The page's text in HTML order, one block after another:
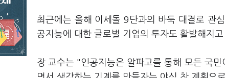
최근에는 올해 이세돌 9단과의 바둑 대결로 관
공지능에 대한 글로벌 기업의 투자도 활발해지고
장 교수는 "인공지능은 알파고를 통해 모든 국